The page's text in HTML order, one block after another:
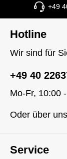
+49
Hotline
Wir sind für
+49 40
Mo-Fr, 10:00
Oder über
Service